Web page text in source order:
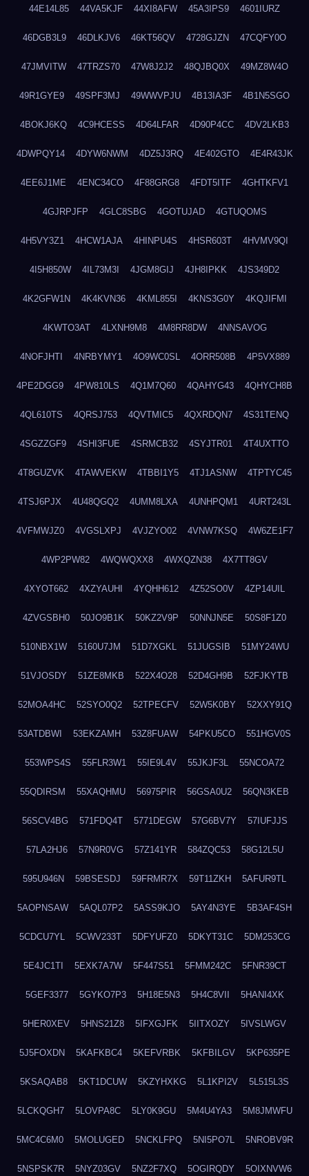
44E14L85 44VA5KJF 44XI8AFW 45A3IPS9 4601IURZ
46DGB3L9 46DLKJV6 46KT56QV 4728GJZN 47CQFY0O
47JMVITW 47TRZS70 47W8J2J2 48QJBQ0X 49MZ8W4O
49R1GYE9 49SPF3MJ 49WWVPJU 4B13IA3F 4B1N5SGO
4BOKJ6KQ 4C9HCESS 4D64LFAR 4D90P4CC 4DV2LKB3
4DWPQY14 4DYW6NWM 4DZ5J3RQ 4E402GTO 4E4R43JK
4EE6J1ME 4ENC34CO 4F88GRG8 4FDT5ITF 4GHTKFV1
4GJRPJFP 4GLC8SBG 4GOTUJAD 4GTUQOMS
4H5VY3Z1 4HCW1AJA 4HINPU4S 4HSR603T 4HVMV9QI
4I5H850W 4IL73M3I 4JGM8GIJ 4JH8IPKK 4JS349D2
4K2GFW1N 4K4KVN36 4KML855I 4KNS3G0Y 4KQJIFMI
4KWTO3AT 4LXNH9M8 4M8RR8DW 4NNSAVOG
4NOFJHTI 4NRBYMY1 4O9WC0SL 4ORR508B 4P5VX889
4PE2DGG9 4PW810LS 4Q1M7Q60 4QAHYG43 4QHYCH8B
4QL610TS 4QRSJ753 4QVTMIC5 4QXRDQN7 4S31TENQ
4SGZZGF9 4SHI3FUE 4SRMCB32 4SYJTR01 4T4UXTTO
4T8GUZVK 4TAWVEKW 4TBBI1Y5 4TJ1ASNW 4TPTYC45
4TSJ6PJX 4U48QGQ2 4UMM8LXA 4UNHPQM1 4URT243L
4VFMWJZ0 4VGSLXPJ 4VJZYO02 4VNW7KSQ 4W6ZE1F7
4WP2PW82 4WQWQXX8 4WXQZN38 4X7TT8GV
4XYOT662 4XZYAUHI 4YQHH612 4Z52SO0V 4ZP14UIL
4ZVGSBH0 50JO9B1K 50KZ2V9P 50NNJN5E 50S8F1Z0
510NBX1W 5160U7JM 51D7XGKL 51JUGSIB 51MY24WU
51VJOSDY 51ZE8MKB 522X4O28 52D4GH9B 52FJKYTB
52MOA4HC 52SYO0Q2 52TPECFV 52W5K0BY 52XXY91Q
53ATDBWI 53EKZAMH 53Z8FUAW 54PKU5CO 551HGV0S
553WPS4S 55FLR3W1 55IE9L4V 55JKJF3L 55NCOA72
55QDIRSM 55XAQHMU 56975PIR 56GSA0U2 56QN3KEB
56SCV4BG 571FDQ4T 5771DEGW 57G6BV7Y 57IUFJJS
57LA2HJ6 57N9R0VG 57Z141YR 584ZQC53 58G12L5U
595U946N 59BSESDJ 59FRMR7X 59T11ZKH 5AFUR9TL
5AOPNSAW 5AQL07P2 5ASS9KJO 5AY4N3YE 5B3AF4SH
5CDCU7YL 5CWV233T 5DFYUFZ0 5DKYT31C 5DM253CG
5E4JC1TI 5EXK7A7W 5F447S51 5FMM242C 5FNR39CT
5GEF3377 5GYKO7P3 5H18E5N3 5H4C8VII 5HANI4XK
5HER0XEV 5HNS21Z8 5IFXGJFK 5IITXOZY 5IVSLWGV
5J5FOXDN 5KAFKBC4 5KEFVRBK 5KFBILGV 5KP635PE
5KSAQAB8 5KT1DCUW 5KZYHXKG 5L1KPI2V 5L515L3S
5LCKQGH7 5LOVPA8C 5LY0K9GU 5M4U4YA3 5M8JMWFU
5MC4C6M0 5MOLUGED 5NCKLFPQ 5NI5PO7L 5NROBV9R
5NSPSK7R 5NYZ03GV 5NZ2F7XQ 5OGIRQDY 5OIXNVW6